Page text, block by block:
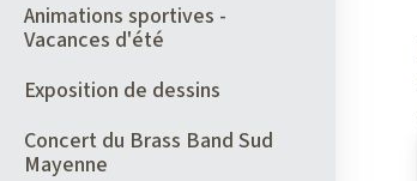
Animations sportives -
Vacances d'été
Exposition de dessins
Concert du Brass Band Sud
Mayenne